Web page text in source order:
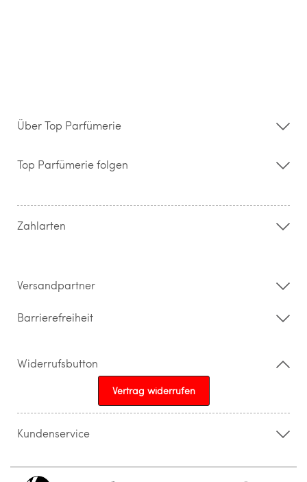
Über Top Parfümerie
Storefinder
Kontakt
Widerrufsrecht & Rückgabebedingungen
Top Parfümerie folgen
Zahlarten
Versandpartner
Barrierefreiheit
Widerrufsbutton
Vertrag widerrufen
Kundenservice
info@topparfuemerie.de